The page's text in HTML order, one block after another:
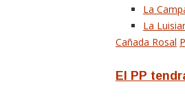
La
La
Cañada Rosal
El PP